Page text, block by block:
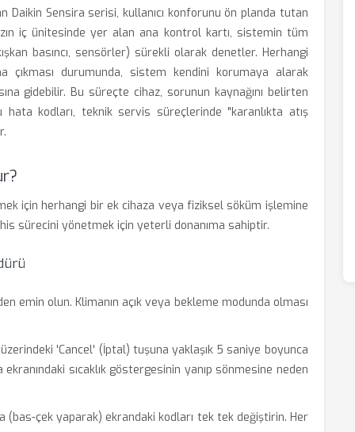
Sensira serisi, kullanıcı konforunu ön planda tutan
iç ünitesinde yer alan ana kontrol kartı, sistemin tüm
basıncı, sensörler) sürekli olarak denetler. Herhangi
çıkması durumunda, sistem kendini korumaya alarak
gidebilir. Bu süreçte cihaz, sorunun kaynağını belirten
kodları, teknik servis süreçlerinde "karanlıkta atış
için herhangi bir ek cihaza veya fiziksel söküm işlemine
sürecini yönetmek için yeterli donanıma sahiptir.
emin olun. Klimanın açık veya bekleme modunda olması
'Cancel' (İptal) tuşuna yaklaşık 5 saniye boyunca
sıcaklık göstergesinin yanıp sönmesine neden
(bas-çek yaparak) ekrandaki kodları tek tek değiştirin. Her